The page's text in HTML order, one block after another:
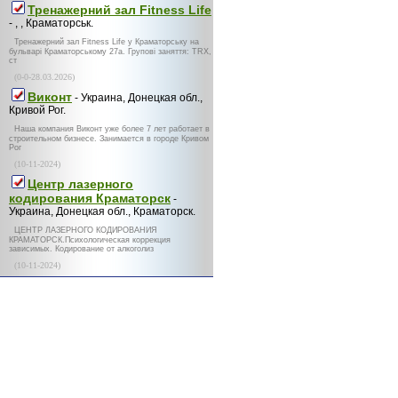
Тренажерний зал Fitness Life
- , , Краматорськ.
Тренажерний зал Fitness Life у Краматорську на
бульварі Краматорському 27а. Групові заняття: TRX,
ст
(0-0-28.03.2026)
Виконт - Украина, Донецкая обл.,
Кривой Рог.
Наша компания Виконт уже более 7 лет работает в
строительном бизнесе. Занимается в городе Кривом
Рог
(10-11-2024)
Центр лазерного
кодирования Краматорск -
Украина, Донецкая обл., Краматорск.
ЦЕНТР ЛАЗЕРНОГО КОДИРОВАНИЯ
КРАМАТОРСК.Психологическая коррекция
зависимых. Кодирование от алкоголиз
(10-11-2024)